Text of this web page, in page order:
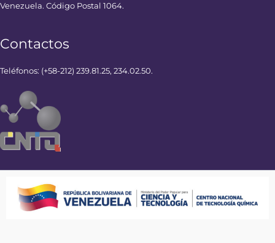
Venezuela. Código Postal 1064.
Contactos
Teléfonos: (+58-212) 239.81.25, 234.02.50.